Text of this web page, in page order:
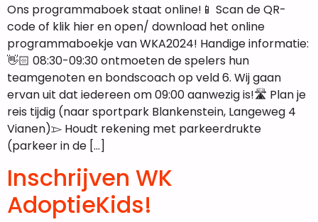
Ons programmaboek staat online!📱 Scan de QR-
code of klik hier en open/ download het online
programmaboekje van WKA2024! Handige informatie:
👋🏻 08:30-09:30 ontmoeten de spelers hun
teamgenoten en bondscoach op veld 6. Wij gaan
ervan uit dat iedereen om 09:00 aanwezig is!🛣️ Plan je
reis tijdig (naar sportpark Blankenstein, Langeweg 4
Vianen):▻ Houdt rekening met parkeerdrukte
(parkeer in de […]
Inschrijven WK
AdoptieKids!